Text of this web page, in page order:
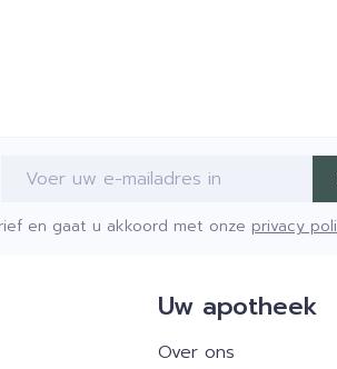
E-mail adres
en gaat u akkoord met onze privacy
Uw apotheek
Over ons